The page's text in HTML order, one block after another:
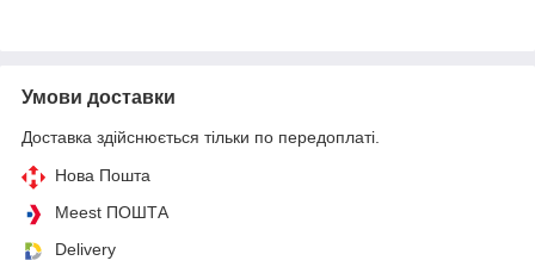
Умови доставки
Доставка здійснюється тільки по передоплаті.
Нова Пошта
Meest ПОШТА
Delivery